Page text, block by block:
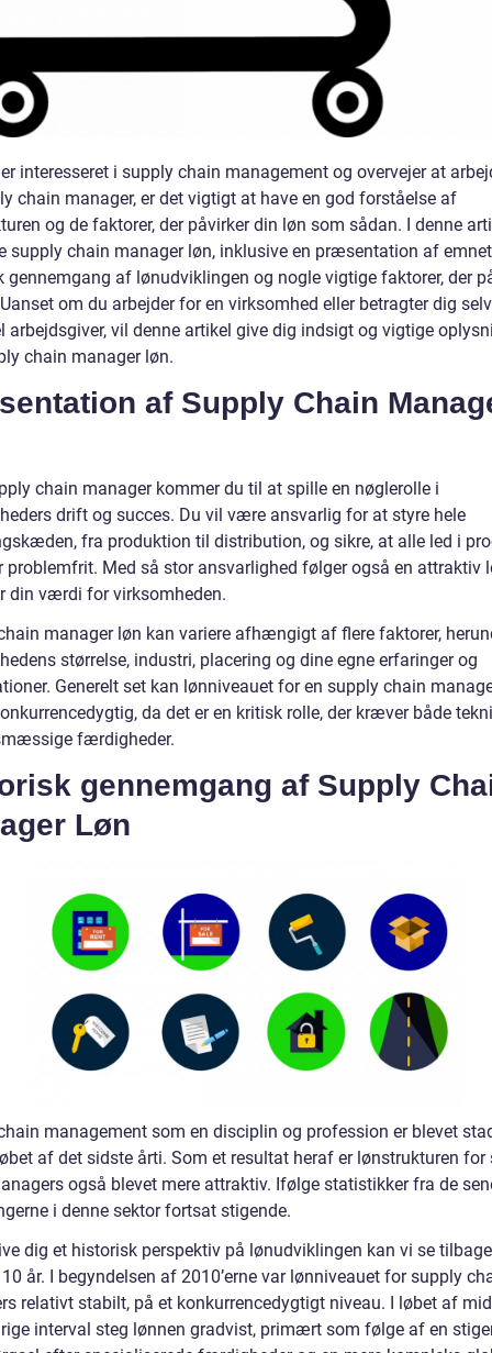
interesseret i supply chain management og overvejer at
chain manager, er det vigtigt at have en god forståelse af
og de faktorer, der påvirker din løn som sådan. I denne
supply chain manager løn, inklusive en præsentation af
gennemgang af lønudviklingen og nogle vigtige faktorer, der
om du arbejder for en virksomhed eller betragter dig
arbejdsgiver, vil denne artikel give dig indsigt og vigtige
chain manager løn.
af Supply Chain
chain manager kommer du til at spille en nøglerolle i
drift og succes. Du vil være ansvarlig for at styre hele
fra produktion til distribution, og sikre, at alle led i
problemfrit. Med så stor ansvarlighed følger også en attraktiv
din værdi for virksomheden.
manager løn kan variere afhængigt af flere faktorer,
størrelse, industri, placering og dine egne erfaringer og
Generelt set kan lønniveauet for en supply chain
da det er en kritisk rolle, der kræver både
færdigheder.
gennemgang af Supply
Løn
management som en disciplin og profession er blevet
af det sidste årti. Som et resultat heraf er lønstrukturen for
også blevet mere attraktiv. Ifølge statistikker fra de
i denne sektor fortsat stigende.
dig et historisk perspektiv på lønudviklingen kan vi se
år. I begyndelsen af 2010’erne var lønniveauet for supply
relativt stabilt, på et konkurrencedygtigt niveau. I løbet af
interval steg lønnen gradvist, primært som følge af en